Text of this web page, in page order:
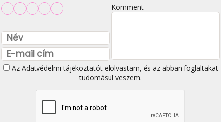
Komment
Az Adatvédelmi tájékoztatótelolvastam, és az abban foglaltakat
tudomásul veszem.